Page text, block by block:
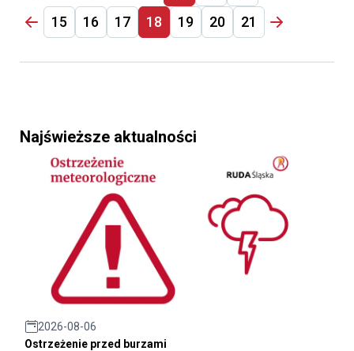
15
16 17 18 19 20 21
Najświeższe aktualności
2026-08-06
Ostrzeżenie przed burzami